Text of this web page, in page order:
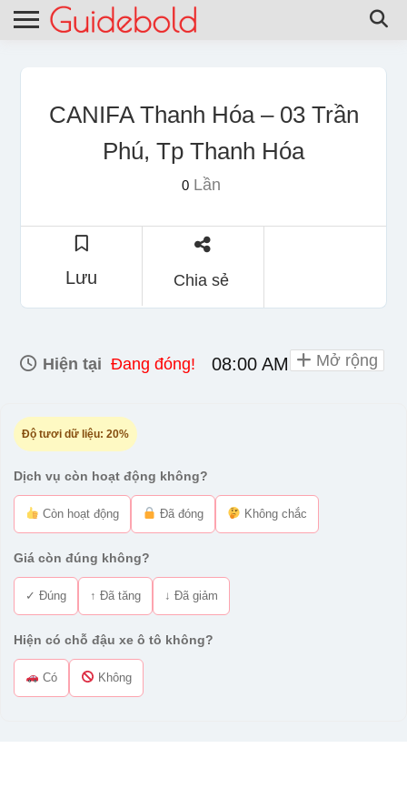
CANIFA Thanh Hóa – 03 Trần
Phú, Tp Thanh Hóa
0Lần
Lưu Chia sẻ
Hiện tại Đang đóng! 08:00 AM - 10:00 PM
Độ tươi dữ liệu: 20%
Dịch vụ còn hoạt động không?
Còn hoạt động Đã đóng Không chắc
Giá còn đúng không?
✓ Đúng ↑ Đã tăng ↓ Đã giảm
Hiện có chỗ đậu xe ô tô không?
Có Không
Mở rộng